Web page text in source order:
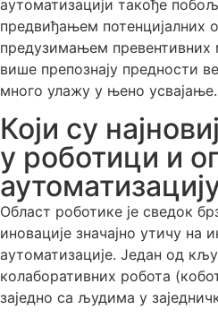
аутоматизацији такође
предвиђањем потенцијалних
предузимањем превентивних
више препознају предности
много улажу у њено усвајање.
Који су
у роботици и
Област роботике је сведок
иновације значајно утичу на
аутоматизације. Један од
колаборативних робота
заједно са људима у